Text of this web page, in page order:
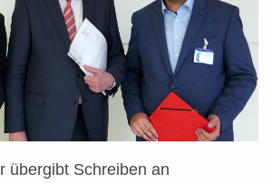
übergibt Schreiben an